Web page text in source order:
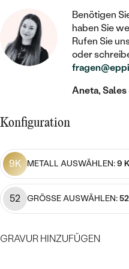
IM SET
GÜNSTIG
LUXURIÖSE
LAB GROWN
EINFASSEN
FARBIGE
MIT DIAMANT
MIT LAB GROWN
MIT MOISSANIT
MIT FARBIGEN
MIT SCHWARZEN
SCHMUCK FÜR
BROSCHEN
NACH MATERIAL
SILBER
PLATIN
NACH STEIN
PIERCINGS
MIT EDELSTEIN
PERLENOHRRINGE
NACH PREIS
MEDAILLON
KETTEN
HERZKETTEN
MIT DIAMANT
MIT EDELSTEIN
SIEGELRINGE
PERSONALISIERT
NACH EDELSTEIN
MIT DIAMANT
MIT EDELSTEIN
PERLENRINGE
PREISWERTE
Benötigen
haben Sie
Rufen Sie
oder
Aneta,
Konfiguration
9K METALL AUSWÄHLEN:9
52 GRÖSSE AUSWÄHLEN:
GRAVUR HINZUFÜGEN